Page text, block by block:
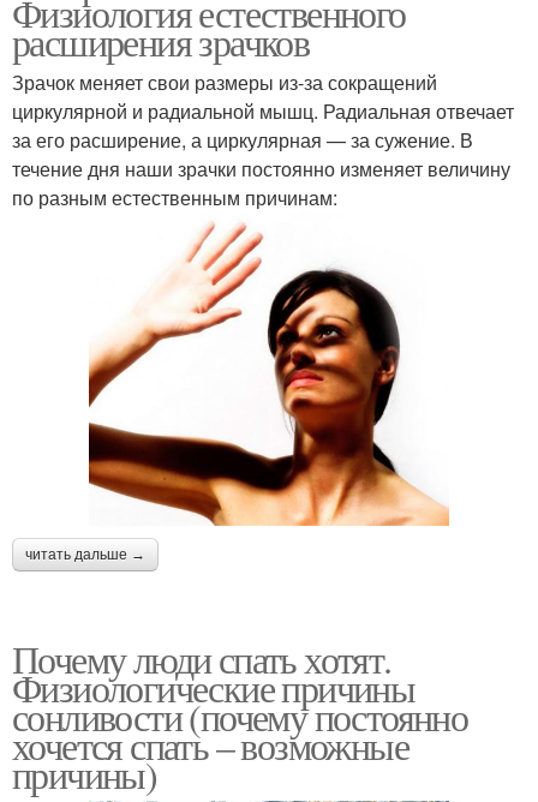
Физиология естественного
расширения зрачков
Зрачок меняет свои размеры из-за сокращений
циркулярной и радиальной мышц. Радиальная отвечает
за его расширение, а циркулярная — за сужение. В
течение дня наши зрачки постоянно изменяет величину
по разным естественным причинам:
читать дальше →
Почему люди спать хотят.
Физиологические причины
сонливости (почему постоянно
хочется спать – возможные
причины)